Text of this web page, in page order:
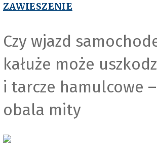
ZAWIESZENIE
Czy wjazd
kałuże może
i tarcze hamulcowe
obala mity